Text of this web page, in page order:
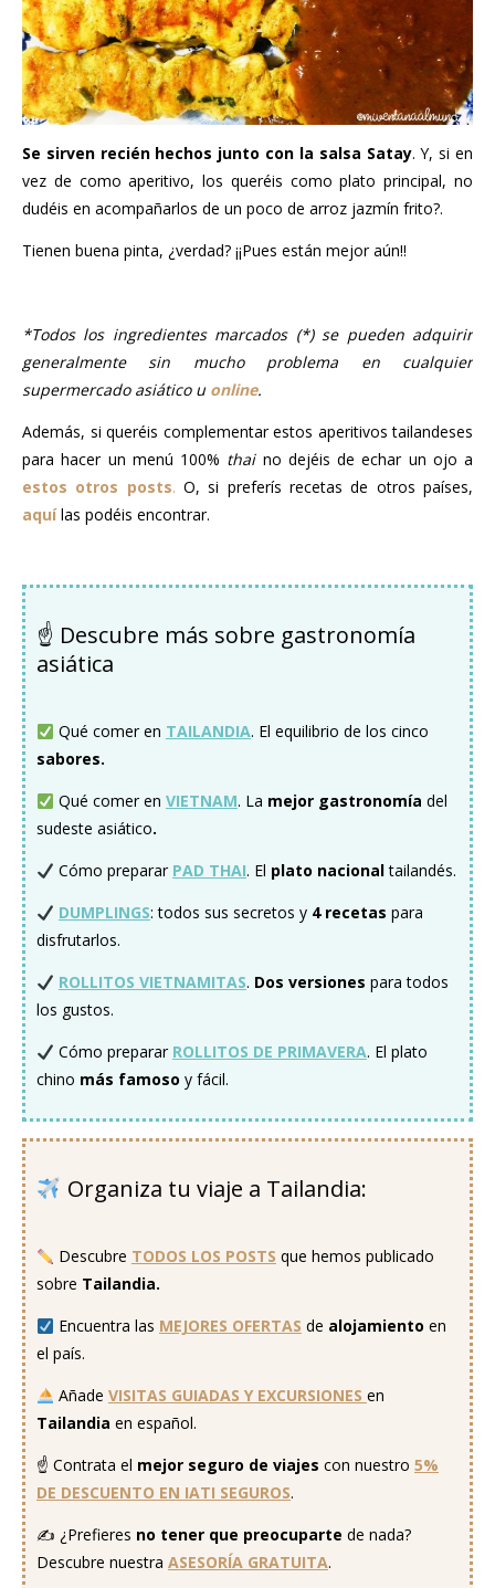
Se sirven recién hechos junto con la salsa Satay. Y, si en
vez de como aperitivo, los queréis como plato principal, no
dudéis en acompañarlos de un poco de arroz jazmín frito?.
Tienen buena pinta, ¿verdad? ¡¡Pues están mejor aún!!
*Todos los ingredientes marcados (*) se pueden adquirir
generalmente sin mucho problema en cualquier
supermercado asiático u online.
Además, si queréis complementar estos aperitivos tailandeses
para hacer un menú 100% thaino dejéis de echar un ojo a
estos otros posts. O, si preferís recetas de otros países,
aquí las podéis encontrar.
☝️ Descubre más sobre gastronomía
asiática
Qué comer en TAILANDIA. El equilibrio de los cinco
sabores.
Qué comer en VIETNAM. La mejor gastronomía del
sudeste asiático.
Cómo preparar PAD THAI. El plato nacionaltailandés.
DUMPLINGS: todos sus secretos y 4 recetas para
disfrutarlos.
ROLLITOS VIETNAMITAS. Dos versiones para todos
los gustos.
Cómo preparar ROLLITOS DE PRIMAVERA. El plato
chino más famoso y fácil.
Organiza tu viaje a Tailandia:
Descubre TODOS LOS POSTS que hemos publicado
sobre Tailandia.
Encuentra las MEJORES OFERTAS de alojamiento en
el país.
Añade VISITAS GUIADAS Y EXCURSIONES en
Tailandia en español.
☝️ Contrata el mejor seguro de viajes con nuestro 5%
DE DESCUENTO EN IATI SEGUROS.
✍️ ¿Prefieres no tener que preocuparte de nada?
Descubre nuestra ASESORÍA GRATUITA.